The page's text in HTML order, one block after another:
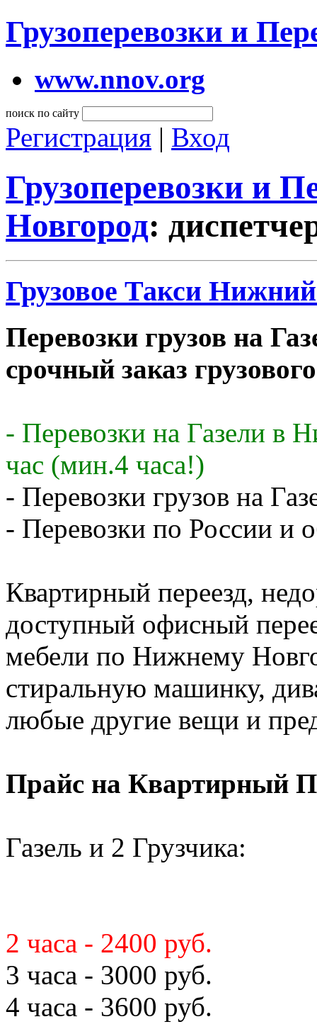
Грузоперевозки и
www.nnov.org
поиск по сайту
Регистрация | Вход
Грузоперевозки и
Новгород:
Грузовое Такси
Перевозки грузов на
срочный заказ
- Перевозки на Газели в
час (мин.4 часа!)
- Перевозки грузов на
- Перевозки по России и
Квартирный переезд,
доступный офисный
мебели по Нижнему
стиральную машинку,
любые другие вещи и
Прайс на Квартирный
Газель и 2 Грузчика:
2 часа - 2400 руб.
3 часа - 3000 руб.
4 часа - 3600 руб.